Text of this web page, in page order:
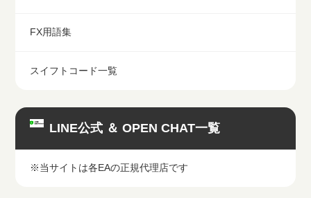
FX用語集
スイフトコード一覧
LINE公式 ＆ OPEN CHAT一覧
※当サイトは各EAの正規代理店です